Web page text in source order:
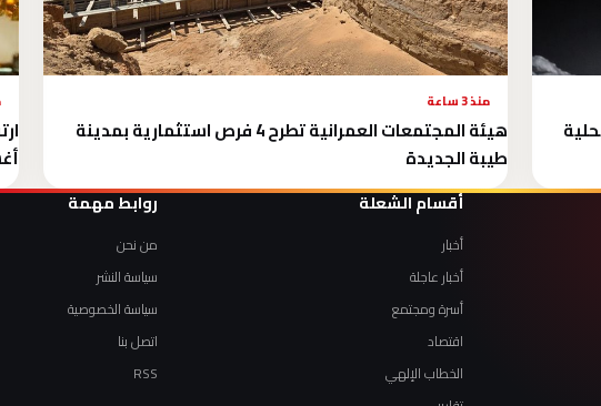
منذ 3 ساعة
هيئة المجتمعات العمرانية تطرح 4 فرص استثمارية بمدينة
طيبة الجديدة
أقسام الشعلة
أخبار
أخبار عاجلة
أسرة ومجتمع
اقتصاد
الخطاب الإلهي
روابط مهمة
من نحن
سياسة النشر
سياسة الخصوصية
اتصل بنا
RSS